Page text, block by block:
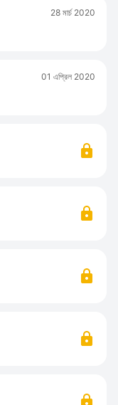
28 মার্চ 2020
01 এপ্রিল 2020